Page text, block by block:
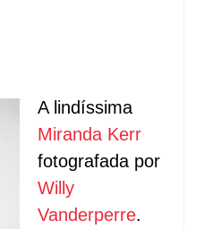
A lindíssima
Miranda Kerr
fotografada por
Willy
Vanderperre.